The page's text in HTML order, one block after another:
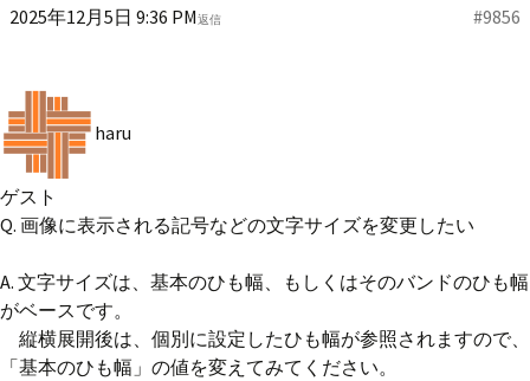
2025年12月5日 9:36 PM #9856
返信
haru
ゲスト
Q. 画像に表示される記号などの文字サイズを変更したい
A. 文字サイズは、基本のひも幅、もしくはそのバンドのひも幅
がベースです。
縦横展開後は、個別に設定したひも幅が参照されますので、
「基本のひも幅」の値を変えてみてください。